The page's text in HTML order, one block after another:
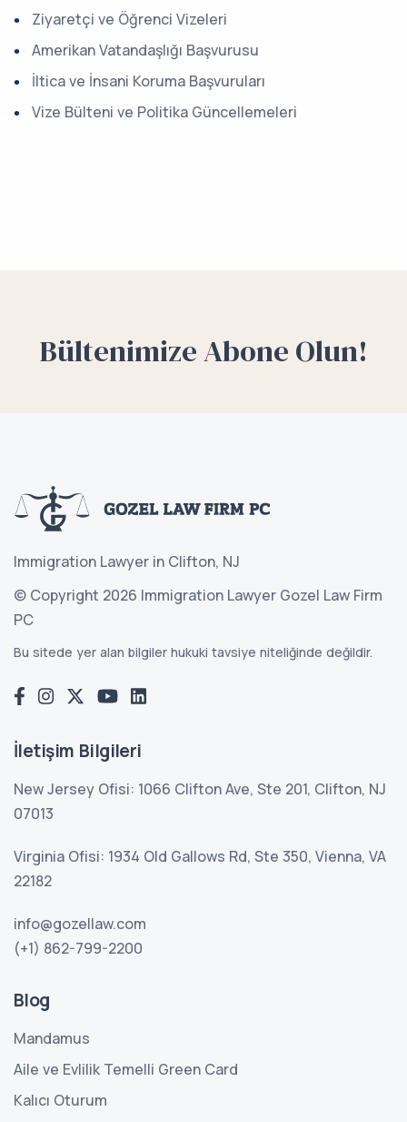
Ziyaretçi ve Öğrenci Vizeleri
Amerikan Vatandaşlığı Başvurusu
İltica ve İnsani Koruma Başvuruları
Vize Bülteni ve Politika Güncellemeleri
Bültenimize Abone Olun!
Immigration Lawyer in Clifton, NJ
© Copyright 2026 Immigration Lawyer Gozel Law Firm
PC
Bu sitede yer alan bilgiler hukuki tavsiye niteliğinde değildir.
İletişim Bilgileri
New Jersey Ofisi: 1066 Clifton Ave, Ste 201, Clifton, NJ
07013
Virginia Ofisi: 1934 Old Gallows Rd, Ste 350, Vienna, VA
22182
info@gozellaw.com
(+1) 862-799-2200
Blog
Mandamus
Aile ve Evlilik Temelli Green Card
Kalıcı Oturum